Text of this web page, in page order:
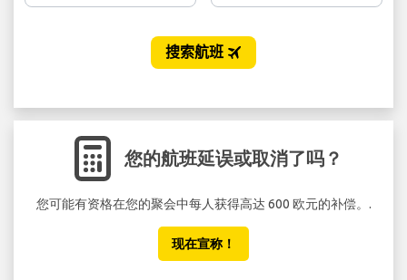
您的航班延误或取消了吗？
您可能有资格在您的聚会中每人获得高达 600 欧元的补偿。.
现在宣称！